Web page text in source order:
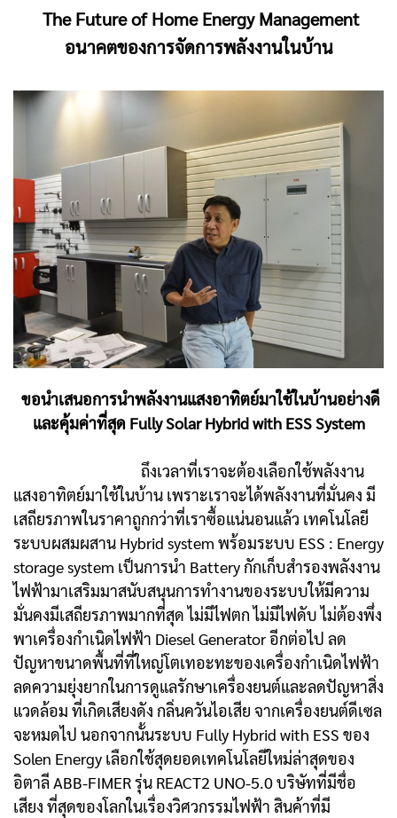
The Future of Home Energy Management
อนาคตของการจัดการพลังงานในบ้าน
ขอนําเสนอการนําพลังงานแสงอาทิตย์มาใช้ในบ้านอย่างดี
และคุ้มค่าที่สุด Fully Solar Hybrid with ESS System
ถึงเวลาที่เราจะต้องเลือกใช้พลังงาน
แสงอาทิตย์มาใช้ในบ้าน เพราะเราจะได้พลังงานที่มั่นคง มี
เสถียรภาพในราคาถูกกว่าที่เราซื้อแน่นอนแล้ว เทคโนโลยี
ระบบผสมผสาน Hybrid system พร้อมระบบ ESS : Energy
storage system เป็นการนํา Battery กักเก็บสํารองพลังงาน
ไฟฟ้ามาเสริมมาสนับสนุนการทํางานของระบบให้มีความ
มั่นคงมีเสถียรภาพมากที่สุด ไม่มีไฟตก ไม่มีไฟดับ ไม่ต้องพึ่ง
พาเครื่องกําเนิดไฟฟ้า Diesel Generator อีกต่อไป ลด
ปัญหาขนาดพื้นที่ที่ใหญ่โตเทอะทะของเครื่องกําเนิดไฟฟ้า
ลดความยุ่งยากในการดูแลรักษาเครื่องยนต์และลดปัญหาสิ่ง
แวดล้อม ที่เกิดเสียงดัง กลิ่นควันไอเสีย จากเครื่องยนต์ดีเซล
จะหมดไป นอกจากนั้นระบบ Fully Hybrid with ESS ของ
Solen Energy เลือกใช้สุดยอดเทคโนโลยีใหม่ล่าสุดของ
อิตาลี ABB-FIMER รุ่น REACT2 UNO-5.0 บริษัทที่มีชื่อ
เสียง ที่สุดของโลกในเรื่องวิศวกรรมไฟฟ้า สินค้าที่มี